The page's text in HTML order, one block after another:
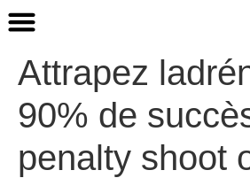
Attrapez
90% de
penalty shoot